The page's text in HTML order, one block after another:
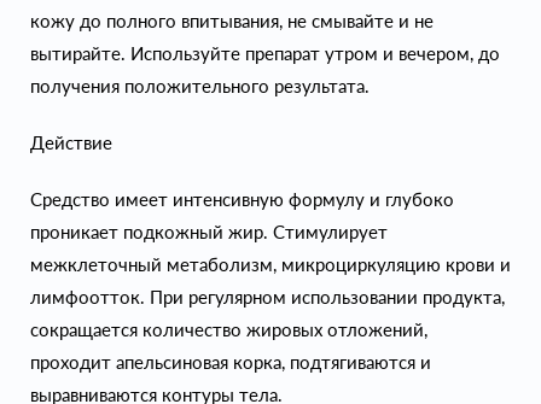
кожу до полного впитывания, не смывайте и не
вытирайте. Используйте препарат утром и вечером, до
получения положительного результата.
Действие
Средство имеет интенсивную формулу и глубоко
проникает подкожный жир. Стимулирует
межклеточный метаболизм, микроциркуляцию крови и
лимфоотток. При регулярном использовании продукта,
сокращается количество жировых отложений,
проходит апельсиновая корка, подтягиваются и
выравниваются контуры тела.